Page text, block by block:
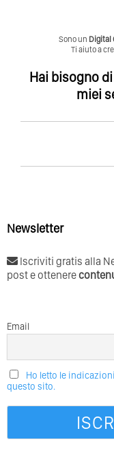
Sono un Digital
Ti aiuto a
Hai bisogno
miei
Newsletter
Iscriviti gratis alla
post e ottenere
Email
Ho letto le
questo sito.